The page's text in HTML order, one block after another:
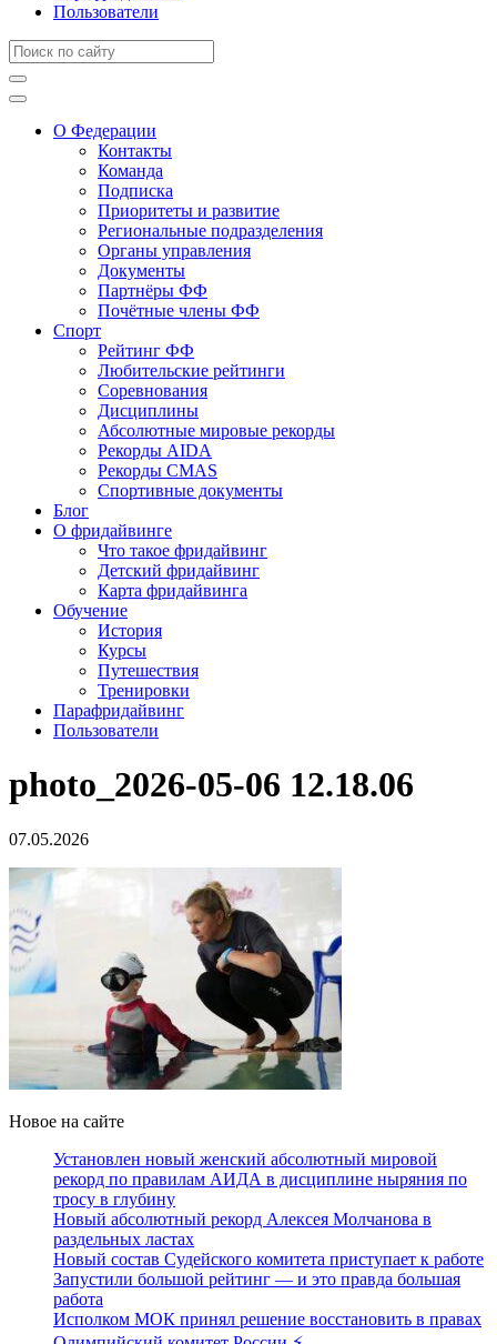
Пользователи
О Федерации
Контакты
Команда
Подписка
Приоритеты и развитие
Региональные подразделения
Органы управления
Документы
Партнёры ФФ
Почётные члены ФФ
Спорт
Рейтинг ФФ
Любительские рейтинги
Соревнования
Дисциплины
Абсолютные мировые рекорды
Рекорды AIDA
Рекорды CMAS
Спортивные документы
Блог
О фридайвинге
Что такое фридайвинг
Детский фридайвинг
Карта фридайвинга
Обучение
История
Курсы
Путешествия
Тренировки
Парафридайвинг
Пользователи
photo_2026-05-06 12.18.06
07.05.2026
Новое на сайте
Установлен новый женский абсолютный мировой
рекорд по правилам АИДА в дисциплине ныряния по
тросу в глубину
Новый абсолютный рекорд Алексея Молчанова в
раздельных ластах
Новый состав Судейского комитета приступает к работе
Запустили большой рейтинг — и это правда большая
работа
Исполком МОК принял решение восстановить в правах